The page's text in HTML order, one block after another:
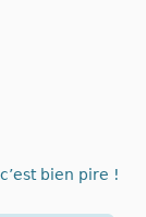
bien pire !